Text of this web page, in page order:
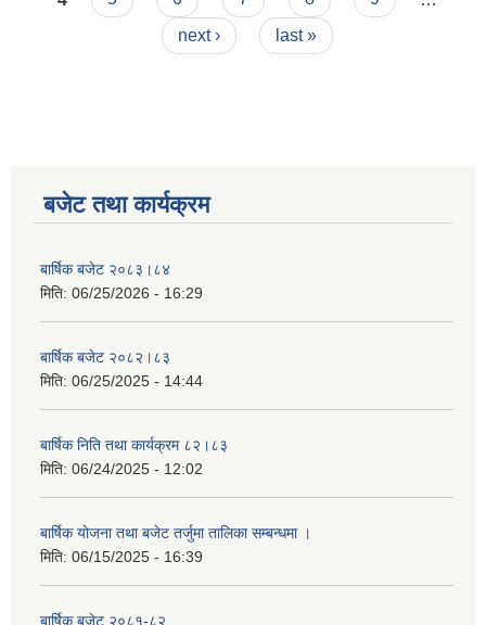
next ›
last »
बजेट तथा कार्यक्रम
बार्षिक बजेट २०८३।८४
मिति: 06/25/2026 - 16:29
बार्षिक बजेट २०८२।८३
मिति: 06/25/2025 - 14:44
बार्षिक निति तथा कार्यक्रम ८२।८३
मिति: 06/24/2025 - 12:02
बार्षिक योजना तथा बजेट तर्जुमा तालिका सम्बन्धमा ।
मिति: 06/15/2025 - 16:39
बार्षिक बजेट २०८१-८२